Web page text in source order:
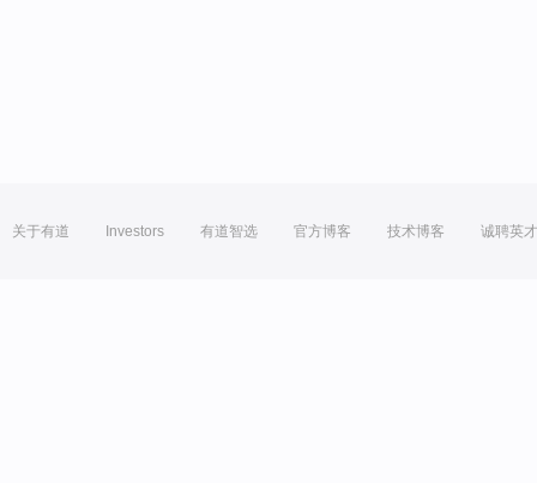
关于有道 Investors 有道智选 官方博客 技术博客 诚聘英才